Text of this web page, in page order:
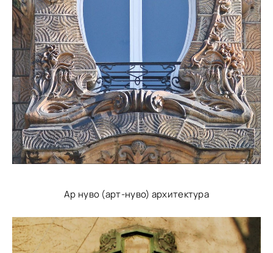
Ар нуво (арт-нуво) архитектура